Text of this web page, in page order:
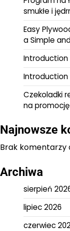
smukłe i
Easy
a Simple
Introduction
Introduction
Czekoladki
na
Najnowsze
Brak komentarzy
Archiwa
sierpień
lipiec 2026
czerwiec